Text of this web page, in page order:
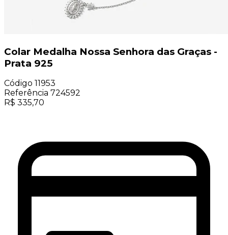
Colar Medalha Nossa Senhora das Graças -
Prata 925
Código 11953
Referência 724592
R$ 335,70